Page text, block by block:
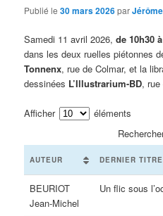
Publié le30 mars 2026par
Samedi 11 avril 2026,de 10h30
dans les deux ruelles piétonnes
Tonnenx, rue de Colmar, et la
dessinées L’Illustrarium-BD,
Afficher
éléments
AUTEUR DERNIER TITRE
BEURIOT
Jean-Michel
Un flic sous